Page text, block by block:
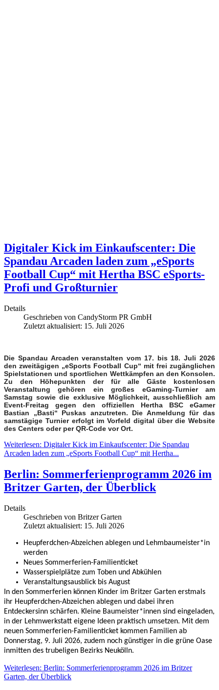
Digitaler Kick im Einkaufscenter: Die
Spandau Arcaden laden zum „eSports
Football Cup“ mit Hertha BSC eSports-
Profi und Großturnier
Details
Geschrieben von CandyStorm PR GmbH
Zuletzt aktualisiert: 15. Juli 2026
Die Spandau Arcaden veranstalten vom 17. bis 18. Juli 2026
den zweitägigen „eSports Football Cup“ mit frei zugänglichen
Spielstationen und sportlichen Wettkämpfen an den Konsolen.
Zu den Höhepunkten der für alle Gäste kostenlosen
Veranstaltung gehören ein großes eGaming-Turnier am
Samstag sowie die exklusive Möglichkeit, ausschließlich am
Event-Freitag gegen den offiziellen Hertha BSC eGamer
Bastian „Basti“ Puskas anzutreten. Die Anmeldung für das
samstägige Turnier erfolgt im Vorfeld digital über die Website
des Centers oder per QR-Code vor Ort.
Weiterlesen: Digitaler Kick im Einkaufscenter: Die Spandau
Arcaden laden zum „eSports Football Cup“ mit Hertha...
Berlin: Sommerferienprogramm 2026 im
Britzer Garten, der Überblick
Details
Geschrieben von Britzer Garten
Zuletzt aktualisiert: 15. Juli 2026
Heupferdchen-Abzeichen ablegen und Lehmbaumeister*in
werden
Neues Sommerferien-Familienticket
Wasserspielplätze zum Toben und Abkühlen
Veranstaltungsausblick bis August
In den Sommerferien können Kinder im Britzer Garten erstmals
ihr Heupferdchen-Abzeichen ablegen und dabei ihren
Entdeckersinn schärfen. Kleine Baumeister*innen sind eingeladen,
in der Lehmwerkstatt eigene Ideen praktisch umsetzen. Mit dem
neuen Sommerferien-Familienticket kommen Familien ab
Donnerstag, 9. Juli 2026, zudem noch günstiger in die grüne Oase
inmitten des trubeligen Bezirks Neukölln.
Weiterlesen: Berlin: Sommerferienprogramm 2026 im Britzer
Garten, der Überblick